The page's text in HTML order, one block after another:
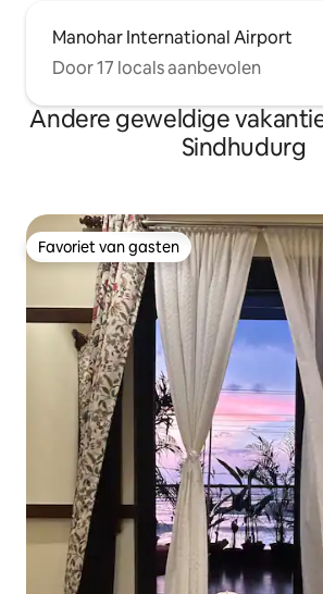
Manohar International Airport
Door 17 locals aanbevolen
Andere geweldige
Sindhudurg
Favoriet van gasten
Favoriet van gasten